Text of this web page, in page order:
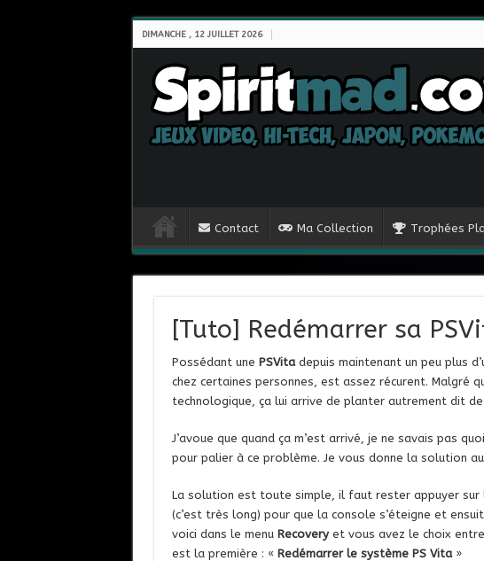
DIMANCHE , 12 JUILLET 2026
Contact Ma Collection Trophées
[Tuto] Redémarrer sa
Possédant une PSVitadepuis maintenant un peu plus
chez certaines personnes, est assez récurent. Malgré
technologique, ça lui arrive de planter autrement dit de
J’avoue que quand ça m’est arrivé, je ne savais pas
pour palier à ce problème. Je vous donne la solution
La solution est toute simple, il faut rester appuyer sur
(c’est très long) pour que la console s’éteigne et
voici dans le menu Recoveryet vous avez le choix
est la première : « Redémarrer le système PS Vita»